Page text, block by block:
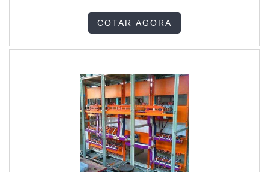
IMPORTANTES SOBRE O PRODUTOA prática cotidiana
prova que é altamente necessário por características como,
COTAR AGORA